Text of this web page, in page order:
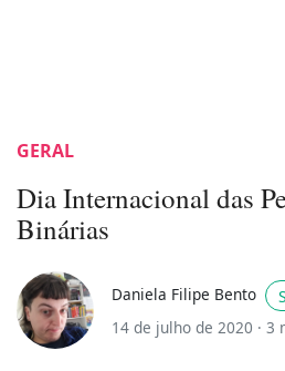
GERAL
Dia Internacional das
Binárias
Daniela Filipe Bento
14 de julho de 2020 · 3